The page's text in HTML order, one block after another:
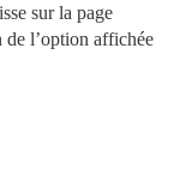
sur la page
l’option affichée